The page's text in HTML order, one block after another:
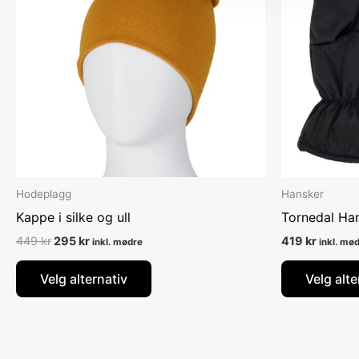
Hodeplagg
Kappe i silke og ull
449kr295kr inkl. mødre
Velg alternativ
varianter.
Alternativene
kan
velges
produktsiden
Hansker
Tornedal
419 kr inkl.
Velg